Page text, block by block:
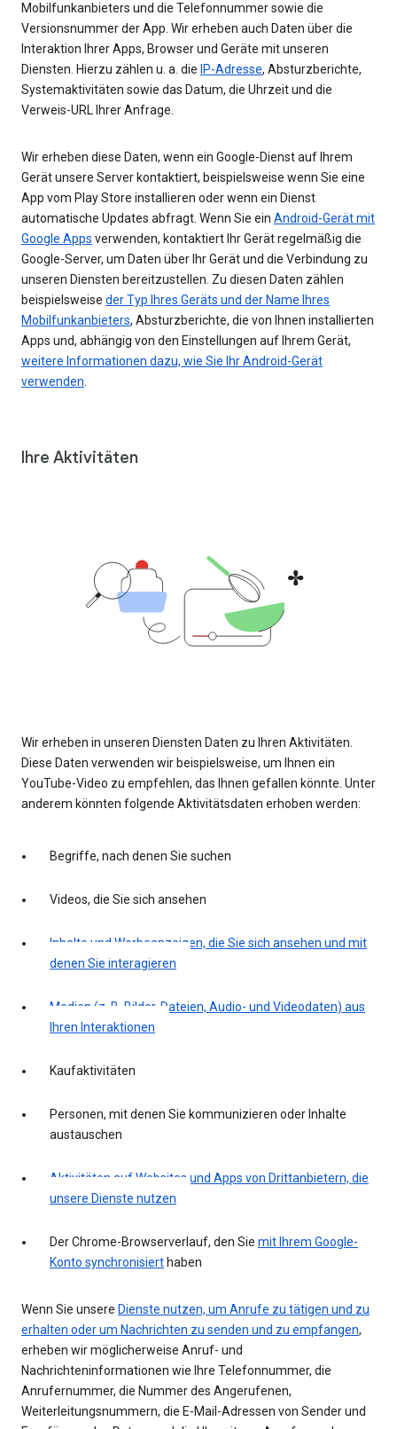
Mobilfunkanbieters und die Telefonnummer sowie die
Versionsnummer der App. Wir erheben auch Daten über die
Interaktion Ihrer Apps, Browser und Geräte mit unseren
Diensten. Hierzu zählen u. a. die IP-Adresse, Absturzberichte,
Systemaktivitäten sowie das Datum, die Uhrzeit und die
Verweis-URL Ihrer Anfrage.
Wir erheben diese Daten, wenn ein Google-Dienst auf Ihrem
Gerät unsere Server kontaktiert, beispielsweise wenn Sie eine
App vom Play Store installieren oder wenn ein Dienst
automatische Updates abfragt. Wenn Sie ein Android-Gerät mit
Google Apps verwenden, kontaktiert Ihr Gerät regelmäßig die
Google-Server, um Daten über Ihr Gerät und die Verbindung zu
unseren Diensten bereitzustellen. Zu diesen Daten zählen
beispielsweise der Typ Ihres Geräts und der Name Ihres
Mobilfunkanbieters, Absturzberichte, die von Ihnen installierten
Apps und, abhängig von den Einstellungen auf Ihrem Gerät,
weitere Informationen dazu, wie Sie Ihr Android-Gerät
verwenden.
Ihre Aktivitäten
Wir erheben in unseren Diensten Daten zu Ihren Aktivitäten.
Diese Daten verwenden wir beispielsweise, um Ihnen ein
YouTube-Video zu empfehlen, das Ihnen gefallen könnte. Unter
anderem könnten folgende Aktivitätsdaten erhoben werden:
Begriffe, nach denen Sie suchen
Videos, die Sie sich ansehen
Inhalte und Werbeanzeigen, die Sie sich ansehen und mit
denen Sie interagieren
Medien (z. B. Bilder, Dateien, Audio- und Videodaten) aus
Ihren Interaktionen
Kaufaktivitäten
Personen, mit denen Sie kommunizieren oder Inhalte
austauschen
Aktivitäten auf Websites und Apps von Drittanbietern, die
unsere Dienste nutzen
Der Chrome-Browserverlauf, den Sie mit Ihrem Google-
Konto synchronisiert haben
Wenn Sie unsere Dienste nutzen, um Anrufe zu tätigen und zu
erhalten oder um Nachrichten zu senden und zu empfangen,
erheben wir möglicherweise Anruf- und
Nachrichteninformationen wie Ihre Telefonnummer, die
Anrufernummer, die Nummer des Angerufenen,
Weiterleitungsnummern, die E-Mail-Adressen von Sender und